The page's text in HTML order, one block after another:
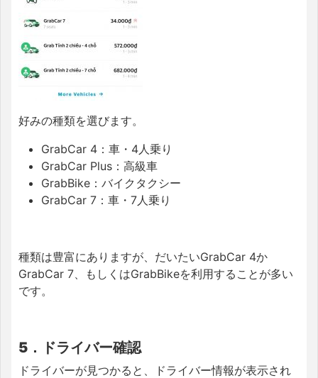
好みの種類を選びます。
GrabCar 4：車・4人乗り
GrabCar Plus：高級車
GrabBike：バイクタクシー
GrabCar 7：車・7人乗り
種類は豊富にありますが、だいたいGrabCar 4か
GrabCar 7、もしくはGrabBikeを利用することが多い
です。
5．ドライバー確認
ドライバーが見つかると、ドライバー情報が表示され